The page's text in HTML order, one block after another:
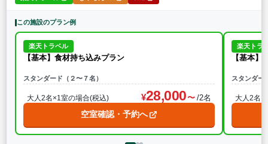
この施設のプラン例
楽天トラベル
【基本】食材持ち込みプラン
スタンダード（２〜７名）
大人2名×1室の場合(税込) 28,000 /2名
空室確認・予約へ
楽天トラ
【基本】
スタンダー
大人2名